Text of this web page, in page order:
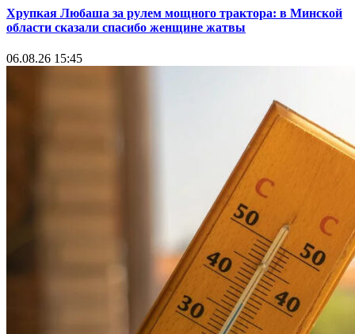
Хрупкая Любаша за рулем мощного трактора: в Минской
области сказали спасибо женщине жатвы
06.08.26 15:45